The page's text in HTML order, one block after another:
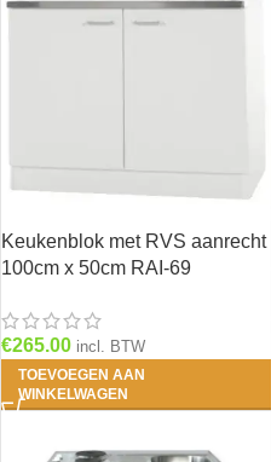
Keukenblok met RVS aanrecht
100cm x 50cm RAI-69
€265.00 incl. BTW
TOEVOEGEN AAN
WINKELWAGEN